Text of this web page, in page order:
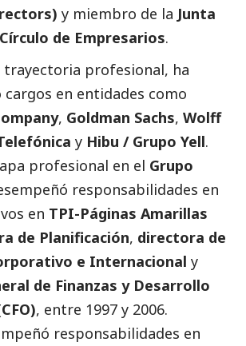
y miembro de la Junta
de Empresarios.
trayectoria profesional, ha
cargos en entidades como
, Goldman Sachs, Wolff
y Hibu / Grupo Yell.
profesional en el Grupo
responsabilidades en
en TPI-Páginas Amarillas
de Planificación, directora de
e Internacional y
de Finanzas y Desarrollo
, entre 1997 y 2006.
responsabilidades en